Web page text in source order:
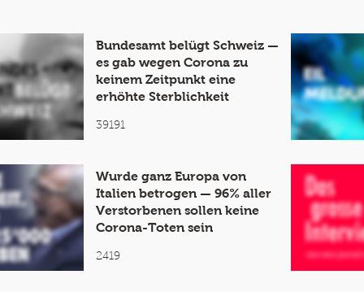
Bundesamt belügt Schweiz —
es gab wegen Corona zu
keinem Zeitpunkt eine
erhöhte Sterblichkeit
39191
Wurde ganz Europa von
Italien betrogen — 96% aller
Verstorbenen sollen keine
Corona-Toten sein
2419